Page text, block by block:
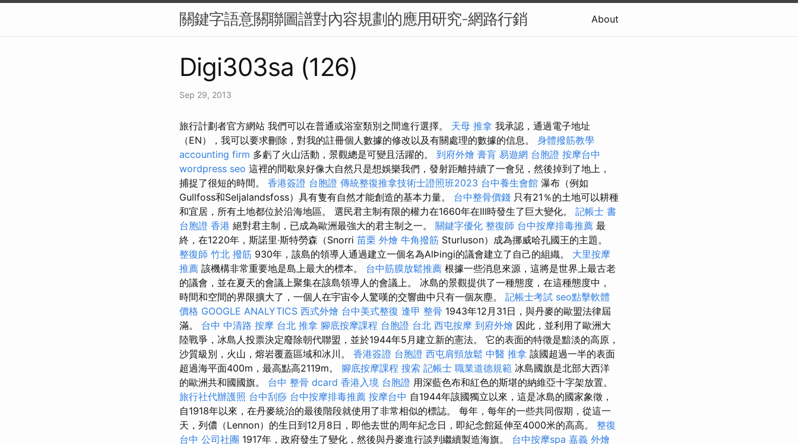
關鍵字語意關聯圖譜對內容規劃的應用研究-網路行銷 About
Digi303sa (126)
Sep 29, 2013
旅行計劃者官方網站 我們可以在普通或浴室類別之間進行選擇。 天母 推拿 我承認，通過電子地址
（EN），我可以要求刪除，對我的註冊個人數據的修改以及有關處理的數據的信息。 身體撥筋教學
accounting firm 多虧了火山活動，景觀總是可變且活躍的。 到府外燴 膏肓 易遊網 台胞證 按摩台中
wordpress seo 這裡的間歇泉好像大自然只是想娛樂我們，發射距離持續了一會兒，然後掉到了地上，
捕捉了很短的時間。 香港簽證 台胞證 傳統整復推拿技術士證照班2023 台中養生會館 瀑布（例如
Gullfoss和Seljalandsfoss）具有隻有自然才能創造的基本力量。 台中整骨價錢 只有21％的土地可以耕種
和宜居，所有土地都位於沿海地區。 選民君主制有限的權力在1660年在III時發生了巨大變化。 記帳士 書
台胞證 香港 絕對君主制，已成為歐洲最強大的君主制之一。 關鍵字優化 整復師 台中按摩排毒推薦 最
終，在1220年，斯諾里·斯特勞森（Snorri 苗栗 外燴 牛角撥筋 Sturluson）成為挪威哈孔國王的主題。
整復師 竹北 撥筋 930年，該島的領導人通過建立一個名為AlÞingi的議會建立了自己的組織。 大里按摩
推薦 該機構非常重要地是島上最大的標本。 台中筋膜放鬆推薦 根據一些消息來源，這將是世界上最古老
的議會，並在夏天的會議上聚集在該島領導人的會議上。 冰島的景觀提供了一種態度，在這種態度中，
時間和空間的界限擴大了，一個人在宇宙令人驚嘆的交響曲中只有一個灰塵。 記帳士考試 seo點擊軟體
價格 GOOGLE ANALYTICS 西式外燴 台中美式整復 逢甲 整骨 1943年12月31日，與丹麥的歐盟法律屆
滿。 台中 中清路 按摩 台北 推拿 腳底按摩課程 台胞證 台北 西屯按摩 到府外燴 因此，並利用了歐洲大
陸戰爭，冰島人投票決定廢除朝代聯盟，並於1944年5月建立新的憲法。 它的表面的特徵是黯淡的高原，
沙質級別，火山，熔岩覆蓋區域和冰川。 香港簽證 台胞證 西屯肩頸放鬆 中醫 推拿 該國超過一半的表面
超過海平面400m，最高點高2119m。 腳底按摩課程 搜索 記帳士 職業道德規範 冰島國旗是北部大西洋
的歐洲共和國國旗。 台中 整骨 dcard 香港入境 台胞證 用深藍色布和紅色的斯堪的納維亞十字架放置。
旅行社代辦護照 台中刮痧 台中按摩排毒推薦 按摩台中 自1944年該國獨立以來，這是冰島的國家象徵，
自1918年以來，在丹麥統治的最後階段就使用了非常相似的標誌。 每年，每年的一些共同假期，從這一
天，列儂（Lennon）的生日到12月8日，即他去世的周年紀念日，即紀念館延伸至4000米的高高。 整復
台中 公司社團 1917年，政府發生了變化，然後與丹麥進行談判繼續製造海旗。 台中按摩spa 嘉義 外燴